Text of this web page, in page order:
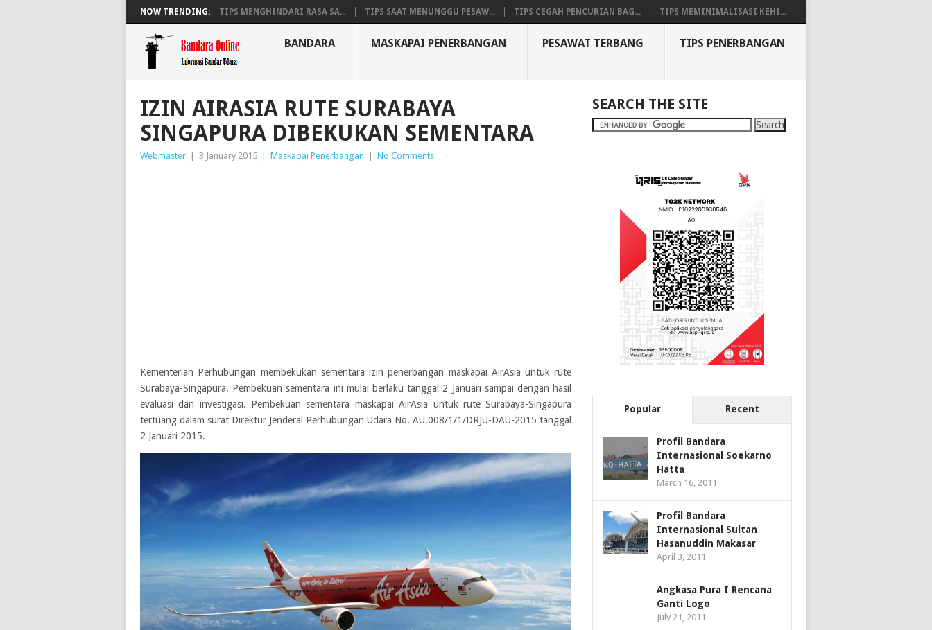
NOW TRENDING: TIPS MENGHINDARI RASA SA... TIPS SAAT MENUNGGU PESAW... TIPS CEGAH PENCURIAN BAG... TIPS MEMINIMALISASI KEHI...
BANDARA MASKAPAI PENERBANGAN PESAWAT TERBANG TIPS PENERBANGAN
IZIN AIRASIA RUTE SURABAYA
SINGAPURA DIBEKUKAN SEMENTARA
Webmaster 3 January 2015 Maskapai Penerbangan No Comments
Kementerian Perhubungan membekukan sementara izin penerbangan maskapai AirAsia untuk rute
Surabaya-Singapura. Pembekuan sementara ini mulai berlaku tanggal 2 Januari sampai dengan hasil
evaluasi dan investigasi. Pembekuan sementara maskapai AirAsia untuk rute Surabaya-Singapura
tertuang dalam surat Direktur Jenderal Perhubungan Udara No. AU.008/1/1/DRJU-DAU-2015 tanggal
2 Januari 2015.
SEARCH THE SITE
Popular Recent
Profil Bandara
Internasional Soekarno
Hatta
March 16, 2011
Profil Bandara
Internasional Sultan
Hasanuddin Makasar
April 3, 2011
Angkasa Pura I Rencana
Ganti Logo
July 21, 2011